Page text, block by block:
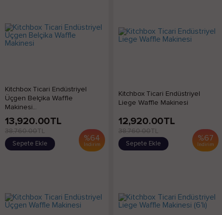
Kitchbox Ticari Endüstriyel
Üçgen Belçika Waffle
Makinesi...
%64
İndirim
13,920.00TL
38,760.00TL
Sepete Ekle
Kitchbox Ticari Endüstriyel
Liege Waffle Makinesi
%67
İndirim
12,920.00TL
38,760.00TL
Sepete Ekle